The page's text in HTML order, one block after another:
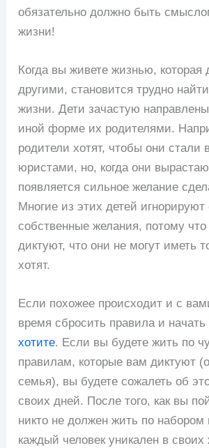
обязательно должно быть
жизни!
Когда вы живете жизнью, которая
другими, становится трудно
жизни. Дети зачастую
иной форме их родителями.
родители хотят, чтобы они стали
юристами, но, когда они
появляется сильное желание
Многие из этих детей игнорируют
собственные желания, потому
диктуют, что они не могут иметь
хотят.
Если похожее происходит и с
время сбросить правила и начать
хотите. Если вы будете жить по
правилам, которые вам диктуют
семья), вы будете сожалеть об
своих дней. После того, как вы
никто не должен жить по набором
каждый человек уникален в своих